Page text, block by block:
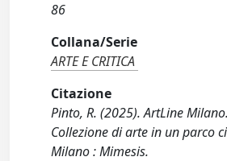
86
Collana/Serie
ARTE E CRITICA
Citazione
Pinto, R. (2025). ArtLine
Collezione di arte in un parco
Milano : Mimesis.